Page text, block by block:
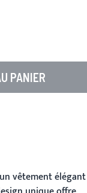
PANIER
vêtement élégant